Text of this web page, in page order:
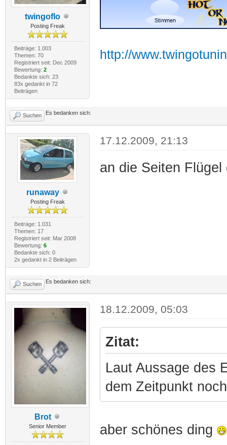
twingoflo
Posting Freak
Beiträge: 1.003
Themen: 70
Registriert seit: Dec 2009
Bewertung: 2
Bedankte sich: 23
83x gedankt in 72
Beiträgen
http://
Suchen Es bedanken sich:
runaway
Posting Freak
Beiträge: 1.031
Themen: 17
Registriert seit: Mar 2008
Bewertung: 6
Bedankte sich: 0
2x gedankt in 2 Beiträgen
17.12.2009, 21:13
an die Seiten
Suchen Es bedanken sich:
Brot
Senior Member
18.12.2009, 05:03
Zitat:
Laut Aussage des
dem Zeitpunkt
aber schönes ding